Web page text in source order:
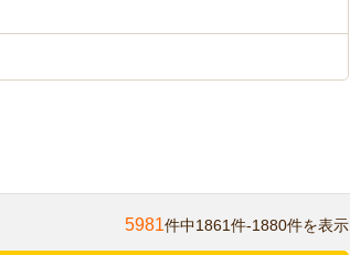
5981件中1861件-1880件を表示